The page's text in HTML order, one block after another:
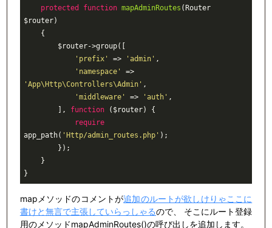
protected
function mapAdminRoutes (Router
$router)
{
'prefix'
=> 'admin' ,
'namespace'
=>
'App\Http\Controllers\Admin' ,
'middleware'
=> 'auth' ,
        ],
function ($router)
{
require
app_path( 'Http/admin_routes.php' );
}
mapメソッドのコメントが追加のルートが欲しけりゃここに
書けと無言で主張していらっしゃるので、 そこにルート登録
用のメソッドmapAdminRoutes()の呼び出しを追加します。